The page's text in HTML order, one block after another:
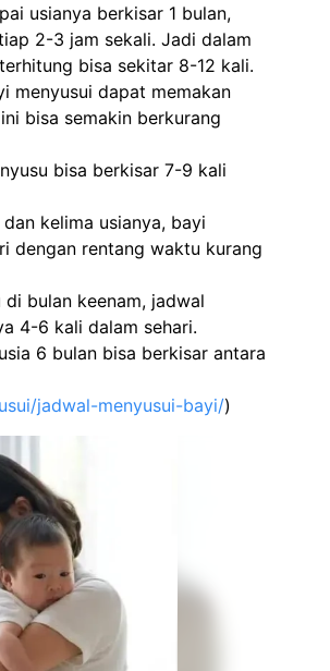
usianya berkisar 1 bulan,
2-3 jam sekali. Jadi dalam
bisa sekitar 8-12 kali.
menyusui dapat memakan
bisa semakin berkurang
bisa berkisar 7-9 kali
kelima usianya, bayi
dengan rentang waktu kurang
bulan keenam, jadwal
4-6 kali dalam sehari.
6 bulan bisa berkisar antara
jadwal-menyusui-bayi/)